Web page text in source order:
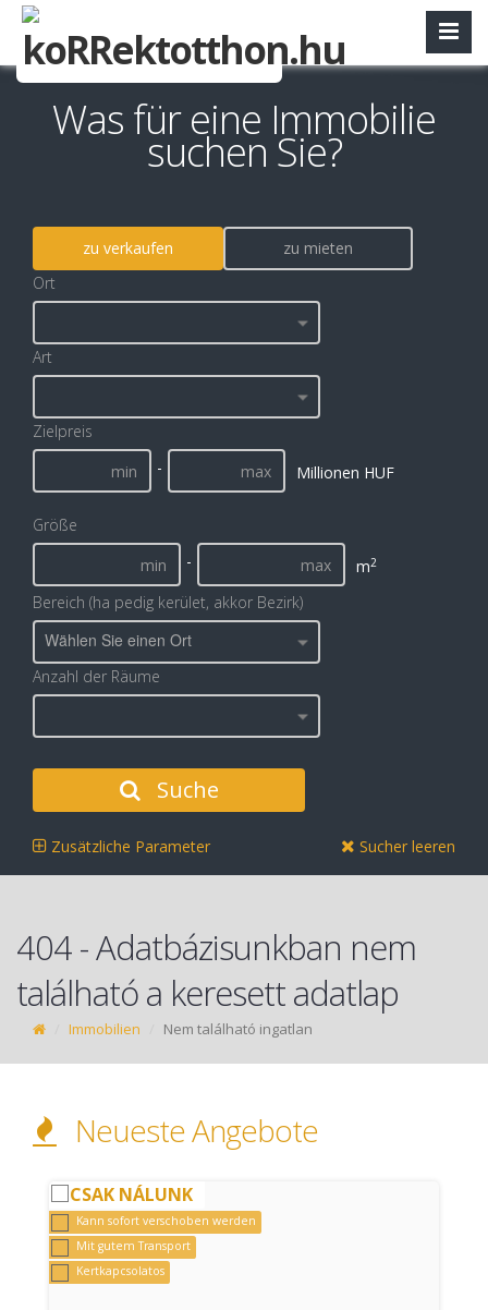
Was für eine Immobilie
suchen Sie?
zu verkaufen
zu mieten
Ort
Art
Zielpreis
-
Millionen HUF
Größe
-
m2
Bereich (ha pedig kerület, akkor Bezirk)
Wählen Sie einen Ort
Anzahl der Räume
Suche
Zusätzliche Parameter Sucher leeren
404 - Adatbázisunkban nem
található a keresett adatlap
Immobilien Nem található ingatlan
Neueste Angebote
CSAK NÁLUNK
Kann sofort verschoben werden
Mit gutem Transport
Kertkapcsolatos